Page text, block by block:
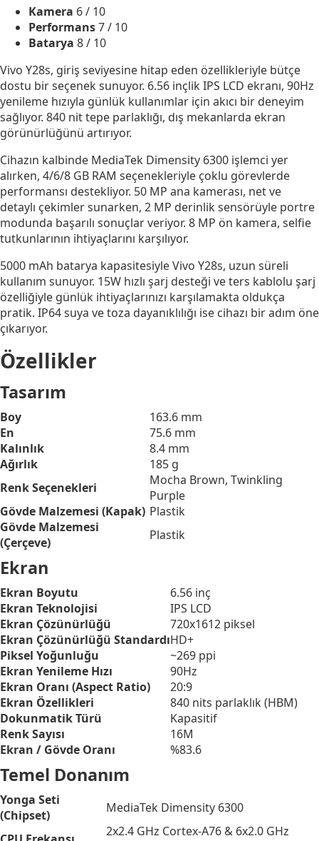
Kamera 6/ 10
Performans7/ 10
Batarya 8/ 10
Vivo Y28s, giriş seviyesine hitap eden özellikleriyle bütçe
dostu bir seçenek sunuyor. 6.56 inçlik IPS LCD ekranı, 90Hz
yenileme hızıyla günlük kullanımlar için akıcı bir deneyim
sağlıyor. 840 nit tepe parlaklığı, dış mekanlarda ekran
görünürlüğünü artırıyor.
Cihazın kalbinde MediaTek Dimensity 6300 işlemci yer
alırken, 4/6/8 GB RAM seçenekleriyle çoklu görevlerde
performansı destekliyor. 50 MP ana kamerası, net ve
detaylı çekimler sunarken, 2 MP derinlik sensörüyle portre
modunda başarılı sonuçlar veriyor. 8 MP ön kamera, selfie
tutkunlarının ihtiyaçlarını karşılıyor.
5000 mAh batarya kapasitesiyle Vivo Y28s, uzun süreli
kullanım sunuyor. 15W hızlı şarj desteği ve ters kablolu şarj
özelliğiyle günlük ihtiyaçlarınızı karşılamakta oldukça
pratik. IP64 suya ve toza dayanıklılığı ise cihazı bir adım öne
çıkarıyor.
Özellikler
Tasarım
Boy
163.6 mm
En
75.6 mm
Kalınlık
8.4 mm
Ağırlık
185 g
Renk Seçenekleri
Mocha Brown, Twinkling
Purple
Gövde Malzemesi (Kapak) Plastik
Gövde Malzemesi
(Çerçeve)
Plastik
Ekran
Ekran Boyutu
6.56 inç
Ekran Teknolojisi
IPS LCD
Ekran Çözünürlüğü
720x1612 piksel
Ekran Çözünürlüğü StandardıHD+
Piksel Yoğunluğu
~269 ppi
Ekran Yenileme Hızı
90Hz
Ekran Oranı (Aspect Ratio)
20:9
Ekran Özellikleri
840 nits parlaklık (HBM)
Dokunmatik Türü
Kapasitif
Renk Sayısı
16M
Ekran / Gövde Oranı
%83.6
Temel Donanım
Yonga Seti
(Chipset)
MediaTek Dimensity 6300
2x2.4 GHz Cortex-A76 & 6x2.0 GHz